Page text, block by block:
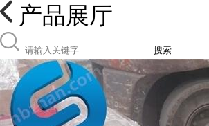
产品展厅
搜索